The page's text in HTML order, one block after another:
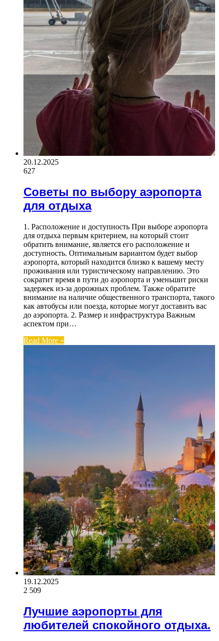
20.12.2025
627
Советы по выбору аэропорта
для отдыха
1. Расположение и доступность При выборе аэропорта
для отдыха первым критерием, на который стоит
обратить внимание, является его расположение и
доступность. Оптимальным вариантом будет выбор
аэропорта, который находится близко к вашему месту
проживания или туристическому направлению. Это
сократит время в пути до аэропорта и уменьшит риски
задержек из-за дорожных проблем. Также обратите
внимание на наличие общественного транспорта, такого
как автобусы или поезда, которые могут доставить вас
до аэропорта. 2. Размер и инфраструктура Важным
аспектом при…
Read More »
19.12.2025
2 509
Лучшие аэропорты для
любителей спокойного отдыха.